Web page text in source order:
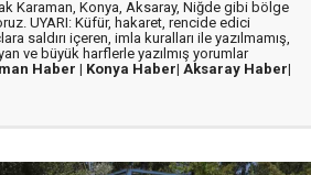
Karaman, Konya, Aksaray, Niğde gibi bölge
UYARI: Küfür, hakaret, rencide edici
saldırı içeren, imla kuralları ile yazılmamış,
ve büyük harflerle yazılmış yorumlar
Haber | Konya Haber| Aksaray Haber|